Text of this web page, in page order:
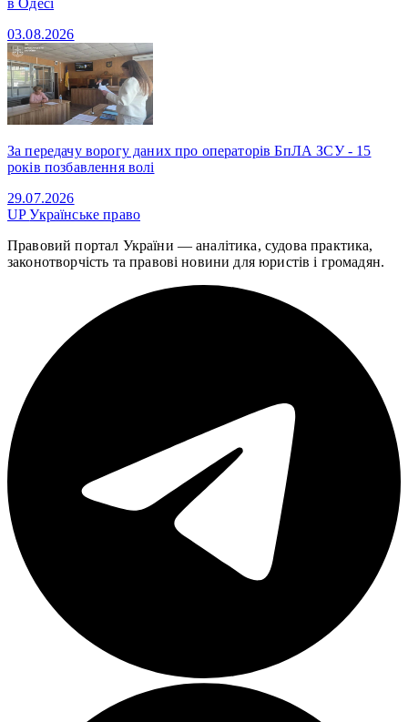
03.08.2026
За передачу ворогу даних про операторів БпЛА ЗСУ - 15
років позбавлення волі
29.07.2026
UPУкраїнське право
Правовий портал України — аналітика, судова практика,
законотворчість та правові новини для юристів і громадян.